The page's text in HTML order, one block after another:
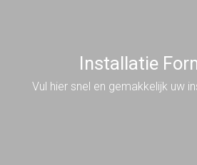
Installatie
Vul hier snel en gemakkelijk uw